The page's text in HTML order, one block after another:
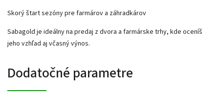
Skorý štart sezóny pre farmárov a záhradkárov
Sabagold je ideálny na predaj z dvora a farmárske trhy, kde oceníš
jeho vzhľad aj včasný výnos.
Dodatočné parametre